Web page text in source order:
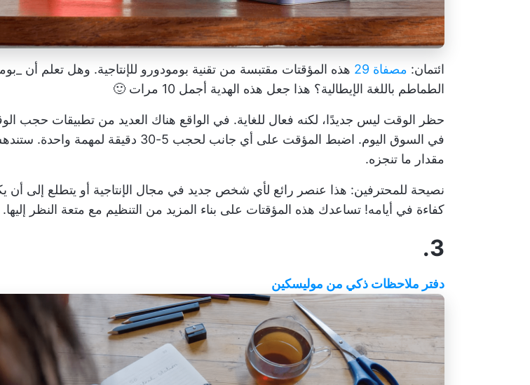
ائتمان: مصفاة 29
هذه المؤقتات مقتبسة من تقنية بومودورو للإنتاجية. وهل تعلم أن
الطماطم باللغة الإيطالية؟ هذا جعل هذه الهدية أجمل 10 مرات 🙂
حظر الوقت ليس جديدًا، لكنه فعال للغاية. في الواقع هناك العديد من تطبيقات حجب
في السوق اليوم. اضبط المؤقت على أي جانب لحجب 5-30 دقيقة لمهمة
مقدار ما تنجزه.
نصيحة للمحترفين: هذا عنصر رائع لأي شخص جديد في مجال الإنتاجية أو يتطلع إلى أن
كفاءة في أيامه! تساعدك هذه المؤقتات على بناء المزيد من التنظيم مع متعة النظر
3.
دفتر ملاحظات ذكي من موليسكين